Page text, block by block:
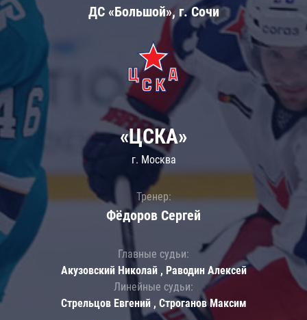
ДС «Большой», г. Сочи
«ЦСКА»
г. Москва
Тренер:
Фёдоров Сергей
Главные судьи:
Акузовский Николай , Раводин Алексей
Линейные судьи:
Стрельцов Евгений , Строганов Максим